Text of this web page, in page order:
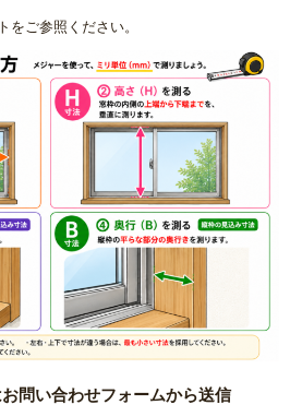
ーカー
ング
ト
ご参照ください。
問い合わせフォームから送信